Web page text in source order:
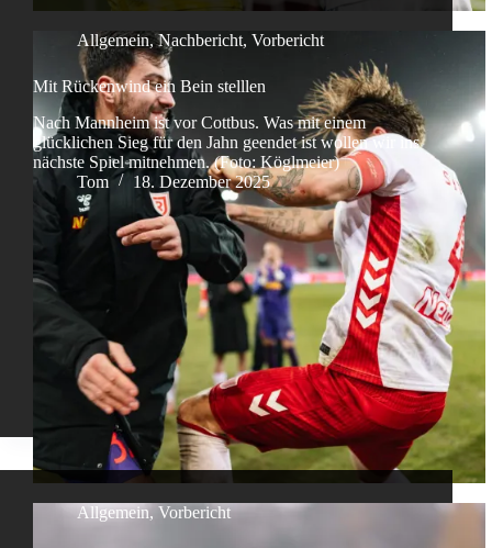
Allgemein,Nachbericht, Vorbericht
Mit Rückenwind ein Bein stelllen
Nach Mannheim ist vor Cottbus. Was mit einem
glücklichen Sieg für den Jahn geendet ist wollen wir ins
nächste Spiel mitnehmen. (Foto: Köglmeier)
Tom
18. Dezember 2025
Allgemein, Vorbericht